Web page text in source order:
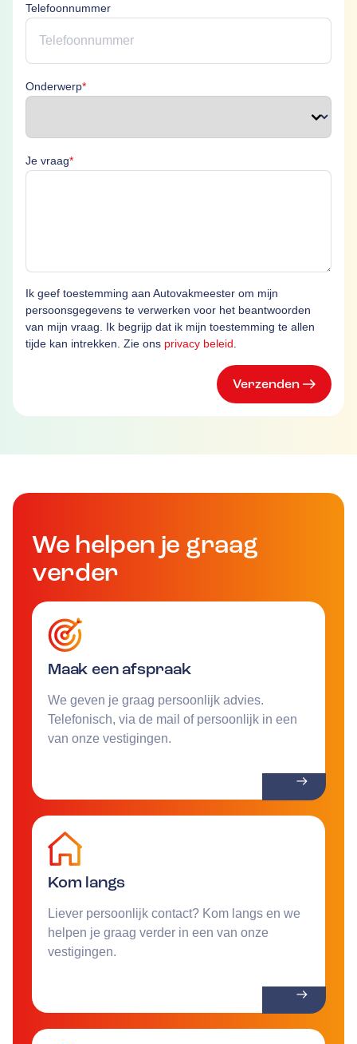
Telefoonnummer
Onderwerp*Onderwerp is verplicht
Je vraag*Je vraag is verplicht
Ik geef toestemming aan Autovakmeester om mijn
persoonsgegevens te verwerken voor het beantwoorden
van mijn vraag. Ik begrijp dat ik mijn toestemming te allen
tijde kan intrekken. Zie ons privacy beleid
Verzenden
We helpen je graag
verder
Maak een afspraak
We geven je graag persoonlijk advies.
Telefonisch, via de mail of persoonlijk in een
van onze vestigingen.
Kom langs
Liever persoonlijk contact? Kom langs en we
helpen je graag verder in een van onze
vestigingen.